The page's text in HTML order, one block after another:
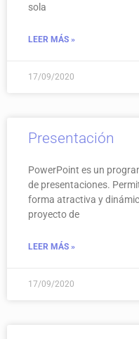
sola
LEER MÁS »
17/09/2020
Presentación
PowerPoint es un
de presentaciones.
forma atractiva y
proyecto de
LEER MÁS »
17/09/2020